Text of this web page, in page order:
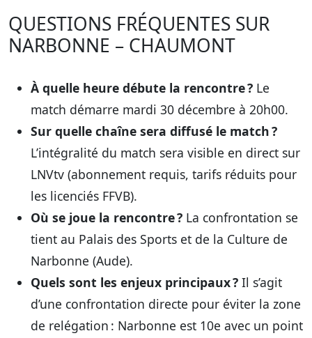
QUESTIONS FRÉQUENTES SUR
NARBONNE – CHAUMONT
À quelle heure débute la rencontre ? Le
match démarre mardi 30 décembre à 20h00.
Sur quelle chaîne sera diffusé le match ?
L’intégralité du match sera visible en direct sur
LNVtv (abonnement requis, tarifs réduits pour
les licenciés FFVB).
Où se joue la rencontre ? La confrontation se
tient au Palais des Sports et de la Culture de
Narbonne (Aude).
Quels sont les enjeux principaux ? Il s’agit
d’une confrontation directe pour éviter la zone
de relégation : Narbonne est 10e avec un point